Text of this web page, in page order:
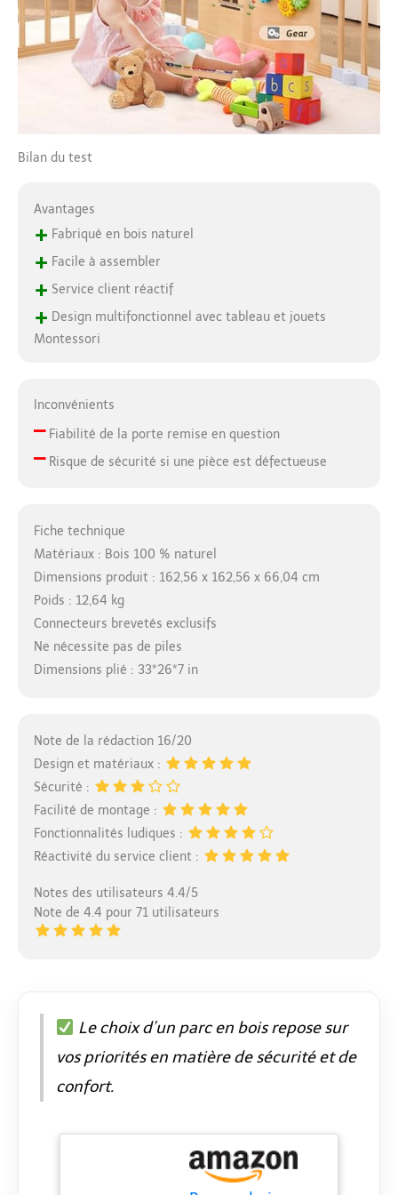
Entièrement testé et
certifié non toxique,
sans BPA, sans plomb
et sans phtalates et
conforme aux
exigences de sécurité
américaines. Ce parc
le plaisir et
multifonction et le
jouets magnétiques. La
planche d'activités
Montessori, favorisant
le développement
deviendra un centre
d'apprentissage.
de bébé, rempli de
bonheur et de
avec vous pour une
utilisation à long terme
– Contrairement aux
tissu, ce parc en bois
de qualité supérieure
obsolète au fur et à
mesure que votre
enfant grandit. En plus
enclos pour animaux
de compagnie ou
clôture de jardin,
s'adaptant à vos
Bilan du test
Avantages
+ Fabriqué en bois naturel
+ Facile à assembler
+ Service client réactif
+ Design multifonctionnel avec tableau et jouets
Montessori
Inconvénients
–Fiabilité de la porte remise en question
–Risque de sécurité si une pièce est défectueuse
Fiche technique
Matériaux : Bois 100 % naturel
Dimensions produit : 162,56 x 162,56 x 66,04 cm
Poids : 12,64 kg
Connecteurs brevetés exclusifs
Ne nécessite pas de piles
Dimensions plié : 33*26*7 in
Note de la rédaction 16/20
Design et matériaux :
Sécurité :
Facilité de montage :
Fonctionnalités ludiques :
Réactivité du service client :
Notes des utilisateurs 4.4/5
Note de 4.4 pour 71 utilisateurs
Le choix d’un parc en bois repose sur
vos priorités en matière de sécurité et de
confort.